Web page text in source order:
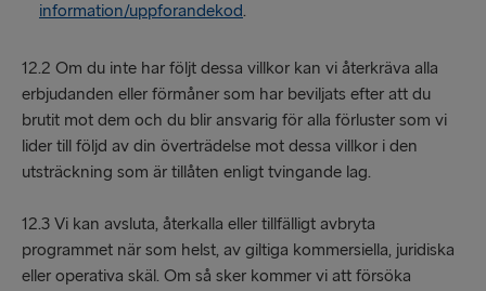
information/uppforandekod.
12.2 Om du inte har följt dessa villkor kan vi återkräva alla
erbjudanden eller förmåner som har beviljats efter att du
brutit mot dem och du blir ansvarig för alla förluster som vi
lider till följd av din överträdelse mot dessa villkor i den
utsträckning som är tillåten enligt tvingande lag.
12.3 Vi kan avsluta, återkalla eller tillfälligt avbryta
programmet när som helst, av giltiga kommersiella, juridiska
eller operativa skäl. Om så sker kommer vi att försöka